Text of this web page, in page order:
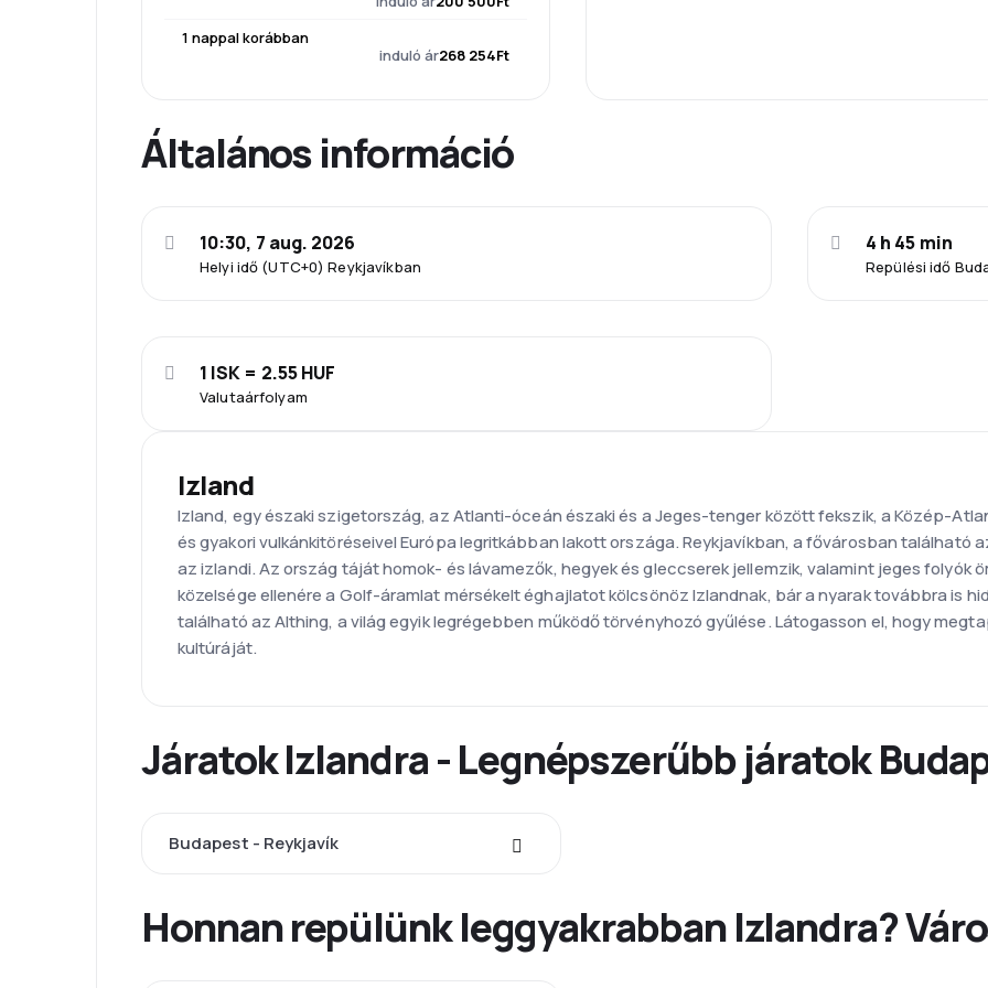
1 nappal korábban
induló ár268 254Ft
Általános információ
Helyi idő (UTC+0) Reykjavíkban
10:30, 7 aug. 2026
Repülési idő
4 h 45 min
Valutaárfolyam
1 ISK = 2.55 HUF
Izland
Izland, egy északi szigetország, az Atlanti-óceán északi és a Jeges-tenger között fekszik, a Közép-
és gyakori vulkánkitöréseivel Európa legritkábban lakott országa. Reykjavíkban, a fővárosban található
az izlandi. Az ország táját homok- és lávamezők, hegyek és gleccserek jellemzik, valamint jeges folyók
közelsége ellenére a Golf-áramlat mérsékelt éghajlatot kölcsönöz Izlandnak, bár a nyarak továbbra is
található az Althing, a világ egyik legrégebben működő törvényhozó gyűlése. Látogasson el, hogy
kultúráját.
Járatok Izlandra - Legnépszerűbb járatok
Budapest - Reykjavík
Honnan repülünk leggyakrabban Izlandra?